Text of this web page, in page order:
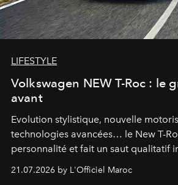
LIFESTYLE
Volkswagen NEW T-Roc : le
avant
Evolution stylistique, nouvelle
technologies avancées… le New T-
personnalité et fait un saut qualitatif
constructeur allemand a revu en
fétiche pour le rendre plus premium.
21.07.2026 by L'Officiel Maroc